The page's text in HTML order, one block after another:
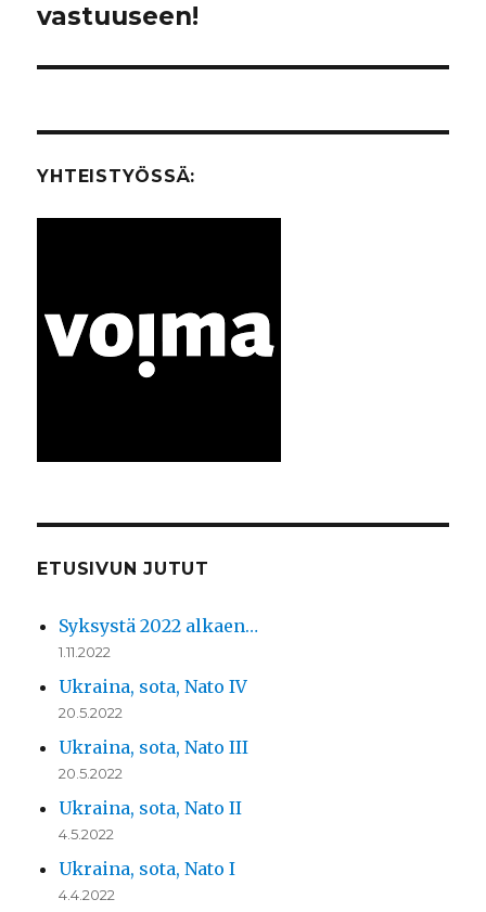
vastuuseen!
YHTEISTYÖSSÄ:
ETUSIVUN JUTUT
Syksystä 2022 alkaen…
1.11.2022
Ukraina, sota, Nato IV
20.5.2022
Ukraina, sota, Nato III
20.5.2022
Ukraina, sota, Nato II
4.5.2022
Ukraina, sota, Nato I
4.4.2022